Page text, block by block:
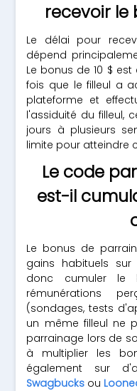
recevoir le
Le délai pour
dépend
Le bonus de 10 $
fois que le filleul a
plateforme et
l'assiduité du filleul,
jours à plusieurs
limite pour atteindre
Le code
est-il
Le bonus de
gains habituels
donc cumuler
rémunérations
(sondages, tests
un même filleul ne
parrainage lors de
à multiplier les
également sur
Swagbucks ou